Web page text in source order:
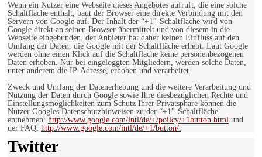
Wenn ein Nutzer eine Webseite dieses Angebotes aufruft, die eine solche
Schaltfläche enthält, baut der Browser eine direkte Verbindung mit den
Servern von Google auf. Der Inhalt der “+1″-Schaltfläche wird von
Google direkt an seinen Browser übermittelt und von diesem in die
Webseite eingebunden. der Anbieter hat daher keinen Einfluss auf den
Umfang der Daten, die Google mit der Schaltfläche erhebt. Laut Google
werden ohne einen Klick auf die Schaltfläche keine personenbezogenen
Daten erhoben. Nur bei eingeloggten Mitgliedern, werden solche Daten,
unter anderem die IP-Adresse, erhoben und verarbeitet.
Zweck und Umfang der Datenerhebung und die weitere Verarbeitung und
Nutzung der Daten durch Google sowie Ihre diesbezüglichen Rechte und
Einstellungsmöglichkeiten zum Schutz Ihrer Privatsphäre können die
Nutzer Googles Datenschutzhinweisen zu der “+1″-Schaltfläche
entnehmen: http://www.google.com/intl/de/+/policy/+1button.html und
der FAQ: http://www.google.com/intl/de/+1/button/.
Twitter